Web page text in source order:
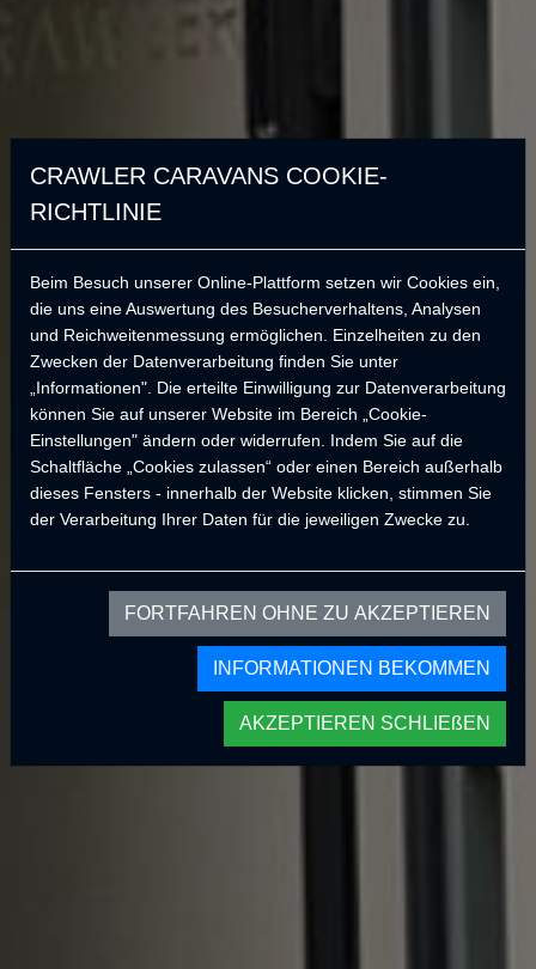
Langlebig, Stilvoll,Praktisch!
Neu BATU 535i.
Entdecken Sie die Kraft der Natur mit dem Komfort der BATU 535!
Erleben Sie Ihre Reise mit den erweiterten Funktionen von BATU
535i, die Ihnen das Leben erleichtern. Fordern Sie schwierige
Bedingungen!
mehr Informationen
CRAWLER CARAVANS COOKIE-
RICHTLINIE
Beim Besuch unserer Online-Plattform setzen wir Cookies ein,
die uns eine Auswertung des Besucherverhaltens, Analysen
und Reichweitenmessung ermöglichen. Einzelheiten zu den
Zwecken der Datenverarbeitung finden Sie unter
„Informationen". Die erteilte Einwilligung zur Datenverarbeitung
können Sie auf unserer Website im Bereich „Cookie-
Einstellungen" ändern oder widerrufen. Indem Sie auf die
Schaltfläche „Cookies zulassen“ oder einen Bereich außerhalb
dieses Fensters - innerhalb der Website klicken, stimmen Sie
der Verarbeitung Ihrer Daten für die jeweiligen Zwecke zu.
FORTFAHREN OHNE ZU AKZEPTIEREN
INFORMATIONEN BEKOMMEN
AKZEPTIEREN SCHLIEßEN